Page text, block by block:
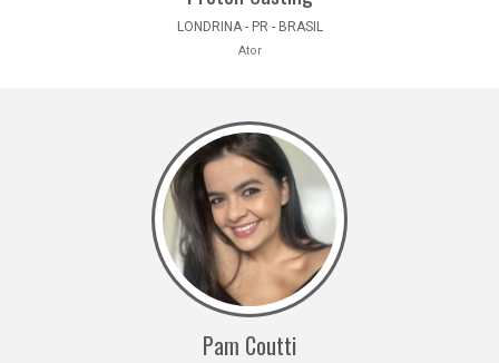
LONDRINA - PR - BRASIL
Ator
Pam Coutti